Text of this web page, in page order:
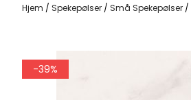
Hjem / Spekepølser / Små Spekepølser /
-39%